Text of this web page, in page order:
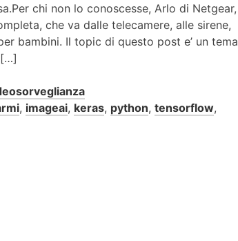
chi non lo conoscesse, Arlo di Netgear,
che va dalle telecamere, alle sirene,
bambini. Il topic di questo post e’ un tema
, imageai, keras, python, tensorflow,